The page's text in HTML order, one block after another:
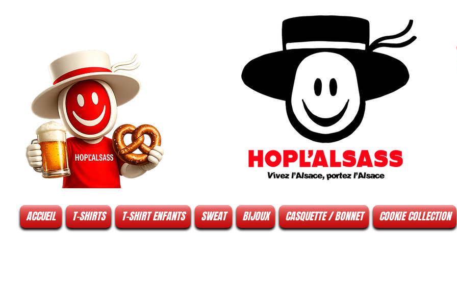
ACCUEIL T-SHIRTS T-SHIRT ENFANTS SWEAT BIJOUX CASQUETTE / BONNET COOKIE COLLECTION